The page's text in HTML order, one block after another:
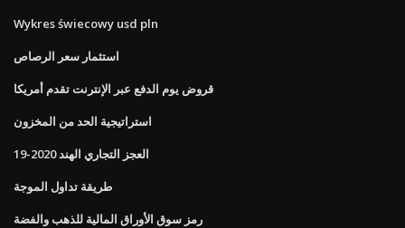
Wykres świecowy usd pln
استثمار سعر الرصاص
قروض يوم الدفع عبر الإنترنت تقدم أمريكا
استراتيجية الحد من المخزون
العجز التجاري الهند 2020-19
طريقة تداول الموجة
رمز سوق الأوراق المالية للذهب والفضة